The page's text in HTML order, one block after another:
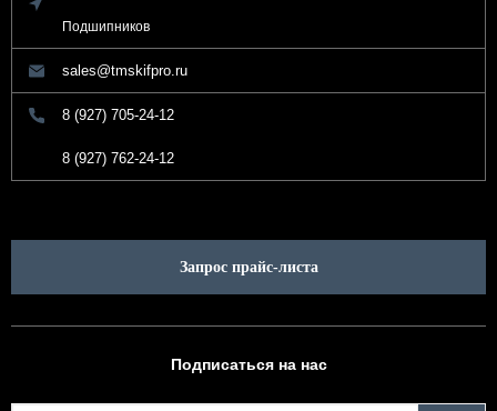
Подшипников
sales@tmskifpro.ru
8 (927) 705-24-12
8 (927) 762-24-12
Запрос прайс-листа
Подписаться на нас